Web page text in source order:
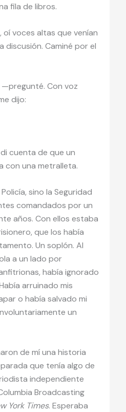
fila de libros.
oí voces altas que venían
discusión. Caminé por el
Con voz
dijo:
cuenta de que un
con una metralleta.
sino la Seguridad
comandados por un
años. Con ellos estaba
que los había
Un soplón. Al
a un lado por
había ignorado
arruinado mis
o había salvado mi
un
de mí una historia
que tenía algo de
independiente
Broadcasting
York Times. Esperaba